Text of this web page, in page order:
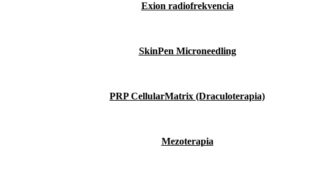
Exion radiofrekvencia
SkinPen Microneedling
PRP CellularMatrix (Draculoterapia)
Mezoterapia